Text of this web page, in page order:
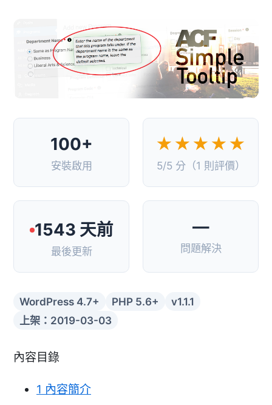
100+
安裝啟用
★★★★★
5/5 分（1 則評價）
1543 天前
最後更新
—
問題解決
WordPress 4.7+ PHP 5.6+
v1.1.1
上架：2019-03-03
內容目錄
1 內容簡介